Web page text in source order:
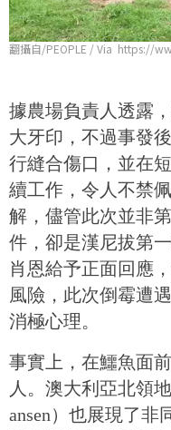
翻攝自/PEOPLE / Via https://
據農場負責人透露
大牙印，不過事發
行縫合傷口，並在
續工作，令人不禁
解， 儘管此次並非
件，卻是漢尼拔第
肖恩給予正面回應
風險，此次倒霉遭
消極心理。
事實上，在鱷魚面
人。澳大利亞北領
ansen）也展現了非